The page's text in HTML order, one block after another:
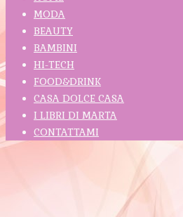
MODA
BEAUTY
BAMBINI
HI-TECH
FOOD&DRINK
CASA DOLCE CASA
I LIBRI DI MARTA
CONTATTAMI